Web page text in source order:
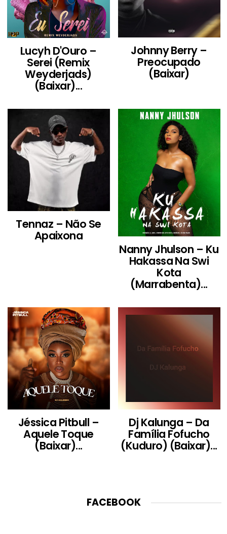
Lucyh D'Ouro –
Serei (Remix
Weyderjads)
(Baixar)...
Johnny Berry –
Preocupado
(Baixar)
Tennaz – Não Se
Apaixona
Nanny Jhulson – Ku
Hakassa Na Swi
Kota
(Marrabenta)...
Jéssica Pitbull –
Aquele Toque
(Baixar)...
Dj Kalunga – Da
Família Fofucho
(Kuduro) (Baixar)...
FACEBOOK